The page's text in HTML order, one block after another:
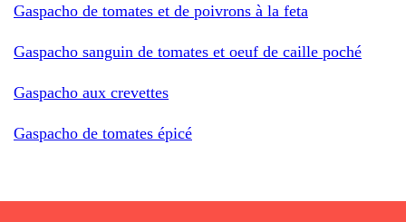
Gaspacho de tomates et de poivrons à la feta
Gaspacho sanguin de tomates et oeuf de caille poché
Gaspacho aux crevettes
Gaspacho de tomates épicé